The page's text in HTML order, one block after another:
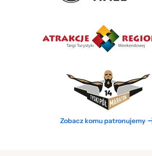
Zobacz komu patronujemy